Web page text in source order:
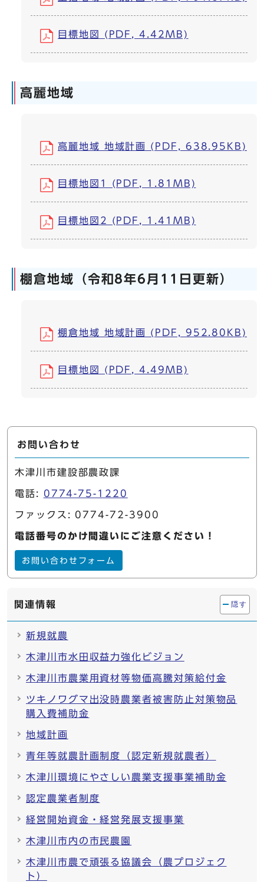
目標地図 (PDF, 4.42MB)
高麗地域
高麗地域 地域計画 (PDF, 638.95KB)
目標地図1 (PDF, 1.81MB)
目標地図2 (PDF, 1.41MB)
棚倉地域（令和8年6月11日更新）
棚倉地域 地域計画 (PDF, 952.80KB)
目標地図 (PDF, 4.49MB)
お問い合わせ
木津川市建設部農政課
電話: 0774-75-1220
ファックス: 0774-72-3900
電話番号のかけ間違いにご注意ください！
お問い合わせフォーム
関連情報 隠す
新規就農
木津川市水田収益力強化ビジョン
木津川市農業用資材等物価高騰対策給付金
ツキノワグマ出没時農業者被害防止対策物品
購入費補助金
地域計画
青年等就農計画制度（認定新規就農者）
木津川環境にやさしい農業支援事業補助金
認定農業者制度
経営開始資金・経営発展支援事業
木津川市内の市民農園
木津川市農で頑張る協議会（農プロジェク
ト）